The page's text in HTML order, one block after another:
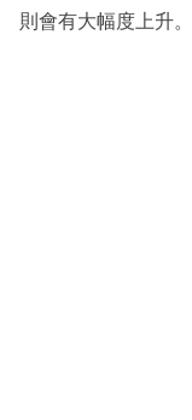
則會有大幅度上升。